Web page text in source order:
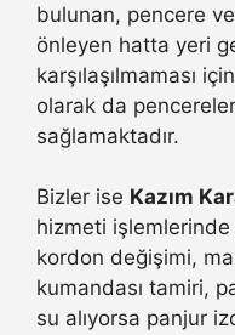
bulunan, pencere ve
önleyen hatta yeri
karşılaşılmaması
olarak da
sağlamaktadır.
Bizler ise Kazım
hizmeti
kordon değişimi,
kumandası tamiri,
su alıyorsa panjur